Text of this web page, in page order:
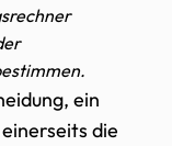
ein
die